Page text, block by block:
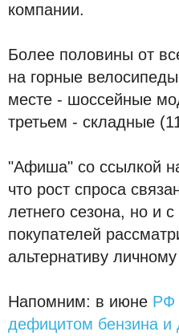
компании.
Более половины от
на горные
месте - шоссейные
третьем - складные
"Афиша" со ссылкой
что рост спроса
летнего сезона, но и
покупателей
альтернативу личному
Напомним: в июне РФ
дефицитом бензина и